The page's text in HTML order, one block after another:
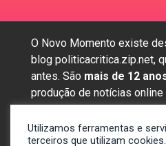
O Novo Momento existe
blog politicacritica.zip.net,
antes. São mais de 12
produção de notícias
assuntos mais importantes
Utilizamos ferramentas e
terceiros que utilizam